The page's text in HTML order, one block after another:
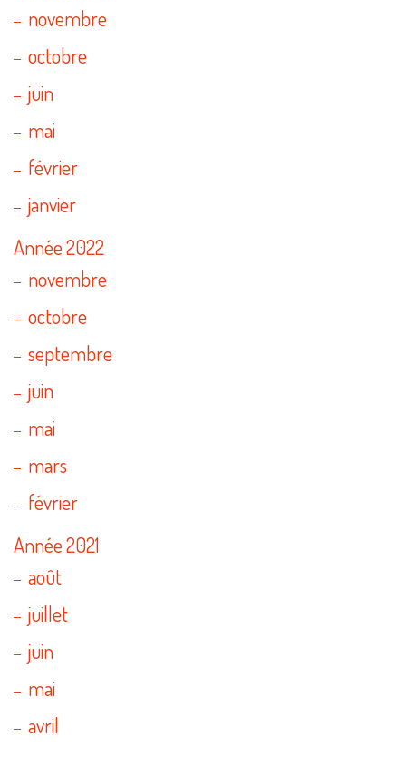
novembre
octobre
juin
mai
février
janvier
Année 2022
novembre
octobre
septembre
juin
mai
mars
février
Année 2021
août
juillet
juin
mai
avril